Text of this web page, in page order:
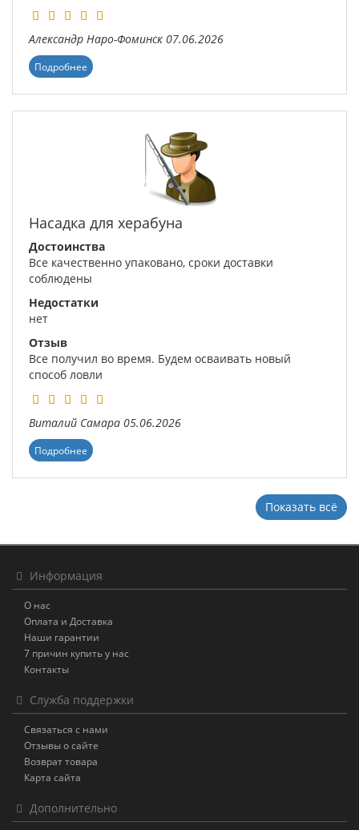
Александр Наро-Фоминск 07.06.2026
Подробнее
Насадка для херабуна
Достоинства
Все качественно упаковано, сроки доставки
соблюдены
Недостатки
нет
Отзыв
Все получил во время. Будем осваивать новый
способ ловли
Виталий Самара 05.06.2026
Подробнее
Показать всё
Информация
О нас
Оплата и Доставка
Наши гарантии
7 причин купить у нас
Контакты
Служба поддержки
Связаться с нами
Отзывы о сайте
Возврат товара
Карта сайта
Дополнительно